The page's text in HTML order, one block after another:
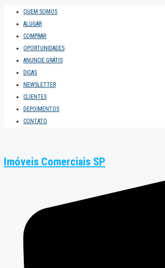
QUEM SOMOS
ALUGAR
COMPRAR
OPORTUNIDADES
ANUNCIE GRÁTIS
DICAS
NEWSLETTER
CLIENTES
DEPOIMENTOS
CONTATO
Imóveis Comerciais SP